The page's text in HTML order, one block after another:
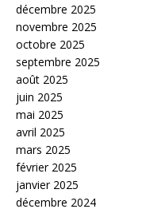
décembre 2025
novembre 2025
octobre 2025
septembre 2025
août 2025
juin 2025
mai 2025
avril 2025
mars 2025
février 2025
janvier 2025
décembre 2024